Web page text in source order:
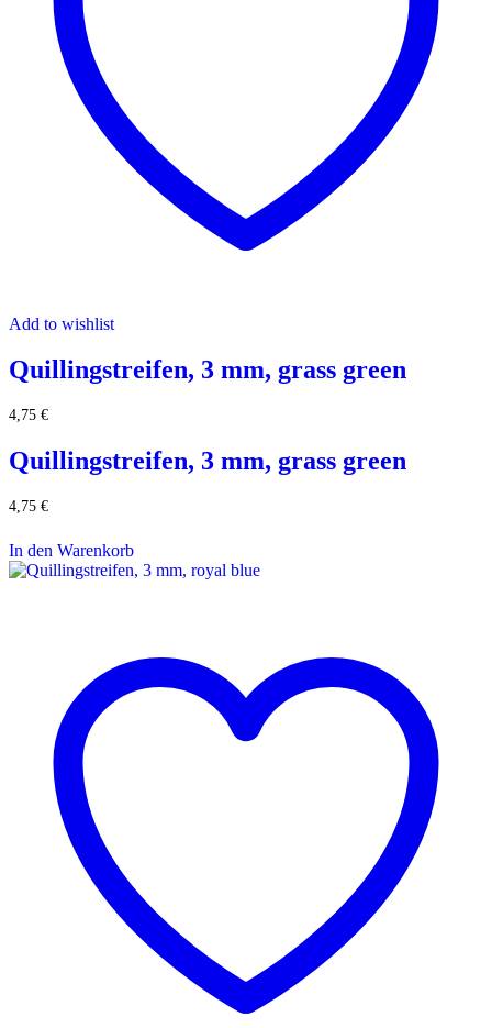
Add to wishlist
Quillingstreifen, 3 mm, grass green
4,75 €
Quillingstreifen, 3 mm, grass green
4,75 €
In den Warenkorb